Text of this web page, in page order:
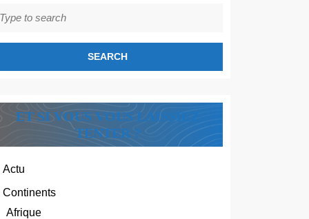
ET SI VOUS VOUS LAISSIEZ
TENTER ?
Actu
Continents
Afrique